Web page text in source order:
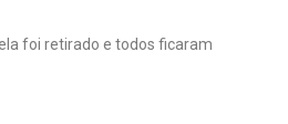
foi retirado e todos ficaram